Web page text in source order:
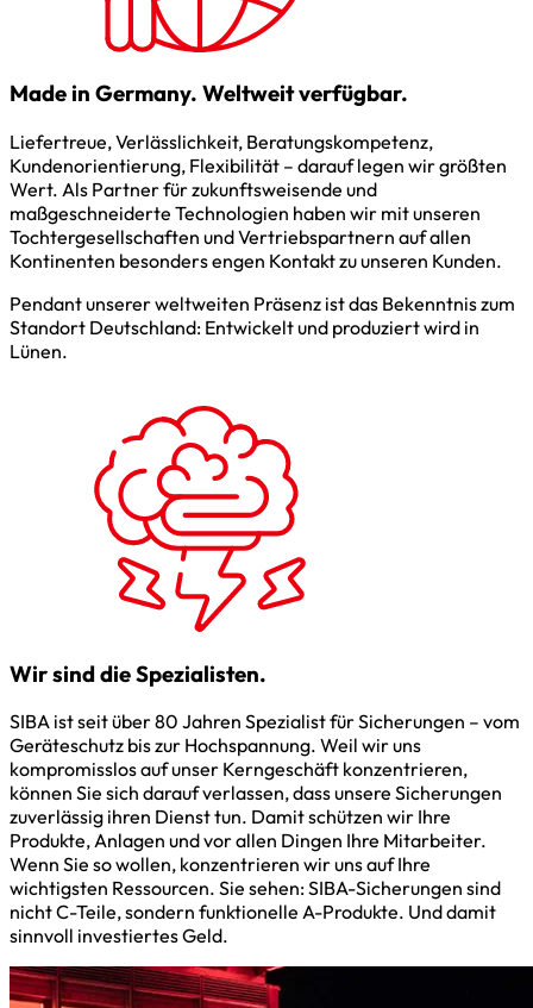
Made in Germany. Weltweit verfügbar.
Liefertreue, Verlässlichkeit, Beratungskompetenz,
Kundenorientierung, Flexibilität – darauf legen wir größten
Wert. Als Partner für zukunftsweisende und
maßgeschneiderte Technologien haben wir mit unseren
Tochtergesellschaften und Vertriebspartnern auf allen
Kontinenten besonders engen Kontakt zu unseren Kunden.
Pendant unserer weltweiten Präsenz ist das Bekenntnis zum
Standort Deutschland: Entwickelt und produziert wird in
Lünen.
Wir sind die Spezialisten.
SIBA ist seit über 80 Jahren Spezialist für Sicherungen – vom
Geräteschutz bis zur Hochspannung. Weil wir uns
kompromisslos auf unser Kerngeschäft konzentrieren,
können Sie sich darauf verlassen, dass unsere Sicherungen
zuverlässig ihren Dienst tun. Damit schützen wir Ihre
Produkte, Anlagen und vor allen Dingen Ihre Mitarbeiter.
Wenn Sie so wollen, konzentrieren wir uns auf Ihre
wichtigsten Ressourcen. Sie sehen: SIBA-Sicherungen sind
nicht C-Teile, sondern funktionelle A-Produkte. Und damit
sinnvoll investiertes Geld.